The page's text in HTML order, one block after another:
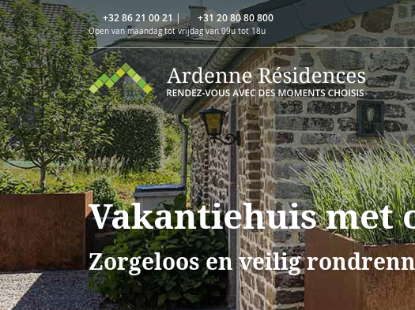
+32 86 21 00 21 | +31 20 80 80 800
Open van maandag tot vrijdag van 09u tot 18u
Vakantiehuis met
Zorgeloos en veilig